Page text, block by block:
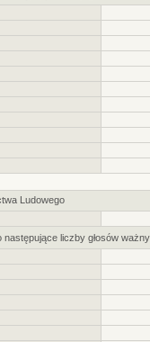
Ludowego
liczby głosów